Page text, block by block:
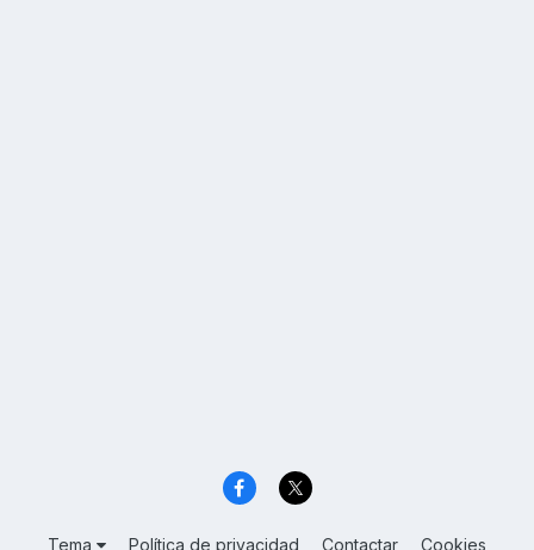
Tema Política de privacidad Contactar Cookies